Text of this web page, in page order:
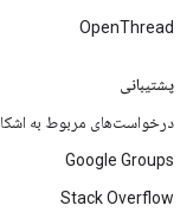
OpenThread
پشتیبانی
درخواست‌های مربوط به
Google Groups
Stack Overflow